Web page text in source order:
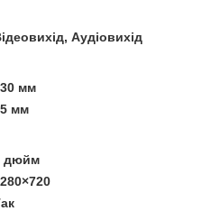
Аудіовихід
мм
мм
дюйм